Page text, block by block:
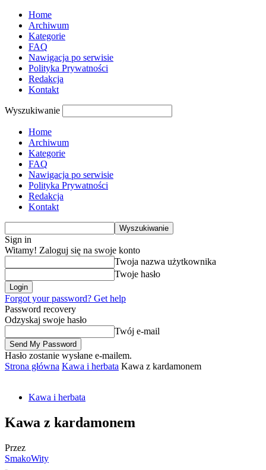
Home
Archiwum
Kategorie
FAQ
Nawigacja po serwisie
Polityka Prywatności
Redakcja
Kontakt
Wyszukiwanie
Home
Archiwum
Kategorie
FAQ
Nawigacja po serwisie
Polityka Prywatności
Redakcja
Kontakt
Sign in
Witamy! Zaloguj się na swoje konto
Twoja nazwa użytkownika
Twoje hasło
Forgot your password? Get help
Password recovery
Odzyskaj swoje hasło
Twój e-mail
Hasło zostanie wysłane e-mailem.
Strona główna Kawa i herbata Kawa z kardamonem
Kawa i herbata
Kawa z kardamonem
Przez
SmakoWity